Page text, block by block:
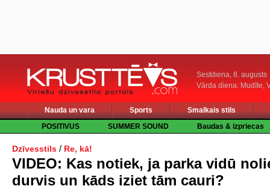
Sestdiena, 8. augusts
Vārda diena: Mudīte,
Nauda un vara Sports
Smalkais stils
POSITIVUS
SUMMER SOUND Baudas & izpriecas
Dzīvesstils / Re, kā!
VIDEO: Kas notiek, ja parka vidū
durvis un kāds iziet tām cauri?